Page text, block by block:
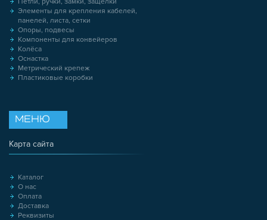
Элементы для крепления кабелей,
панелей, листа, сетки
Опоры, подвесы
Компоненты для конвейеров
Колёса
Оснастка
Метрический крепеж
Пластиковые коробки
МЕНЮ
Карта сайта
Каталог
О нас
Оплата
Доставка
Реквизиты